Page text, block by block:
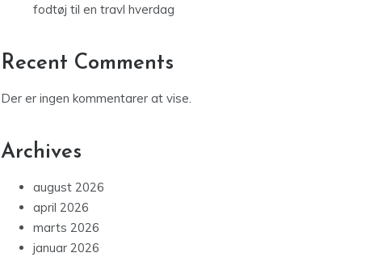
fodtøj til en travl hverdag
Recent Comments
Der er ingen kommentarer at vise.
Archives
august 2026
april 2026
marts 2026
januar 2026